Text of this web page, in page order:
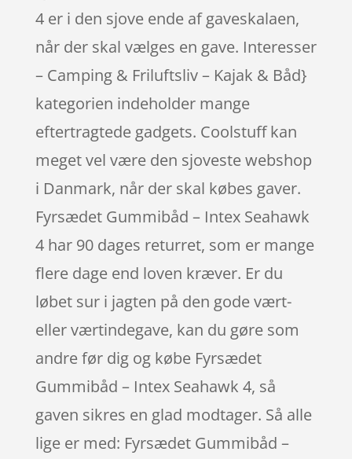
4 er i den sjove ende af gaveskalaen,
når der skal vælges en gave. Interesser
– Camping & Friluftsliv – Kajak & Båd}
kategorien indeholder mange
eftertragtede gadgets. Coolstuff kan
meget vel være den sjoveste webshop
i Danmark, når der skal købes gaver.
Fyrsædet Gummibåd – Intex Seahawk
4 har 90 dages returret, som er mange
flere dage end loven kræver. Er du
løbet sur i jagten på den gode vært-
eller værtindegave, kan du gøre som
andre før dig og købe Fyrsædet
Gummibåd – Intex Seahawk 4, så
gaven sikres en glad modtager. Så alle
lige er med: Fyrsædet Gummibåd –